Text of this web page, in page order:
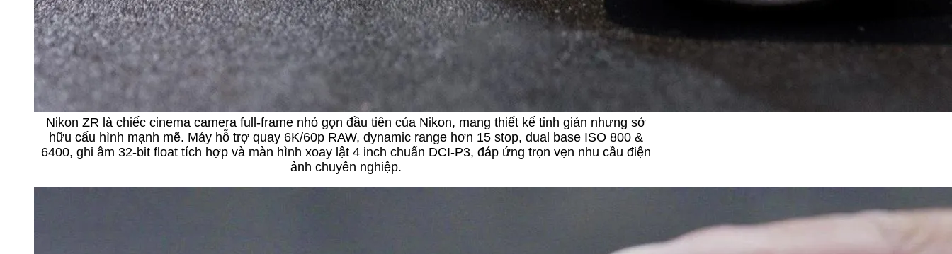
Nikon ZR là chiếc cinema camera full-frame nhỏ gọn đầu tiên của Nikon, mang thiết kế tinh giản nhưng sở
hữu cấu hình mạnh mẽ. Máy hỗ trợ quay 6K/60p RAW, dynamic range hơn 15 stop, dual base ISO 800 &
6400, ghi âm 32-bit float tích hợp và màn hình xoay lật 4 inch chuẩn DCI-P3, đáp ứng trọn vẹn nhu cầu điện
ảnh chuyên nghiệp.